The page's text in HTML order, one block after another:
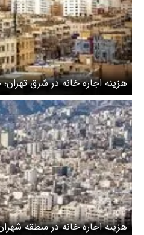
هزینه اجاره خانه در شرق تهران؛
هزینه اجاره خانه در منطقه شهران؛ ۳۱ اردیبهشت